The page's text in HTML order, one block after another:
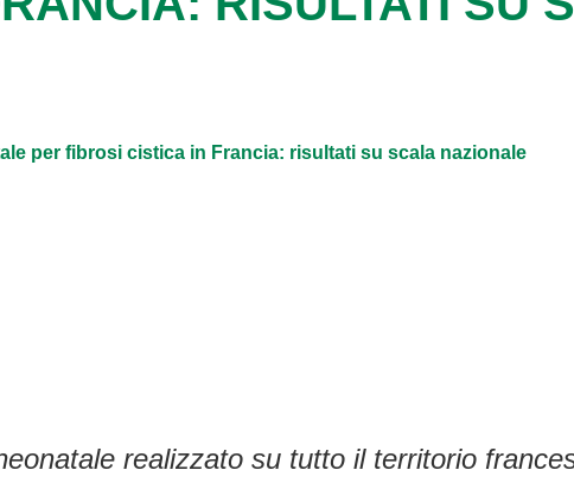
per fibrosi cistica in Francia: risultati su scala nazionale
realizzato su tutto il territorio